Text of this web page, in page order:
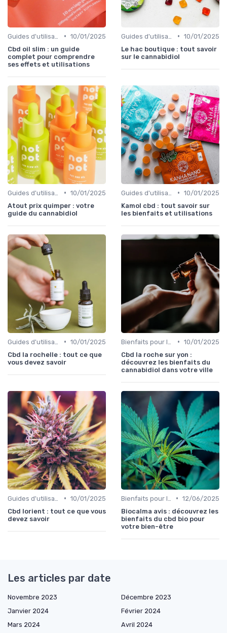
• 10/01/2025
Cbd oil slim : un guide
complet pour comprendre
ses effets et utilisations
• 10/01/2025
Le hac boutique : tout savoir
sur le cannabidiol
• 10/01/2025
Atout prix quimper : votre
guide du cannabidiol
• 10/01/2025
Kamol cbd : tout savoir sur
les bienfaits et utilisations
• 10/01/2025
Cbd la rochelle : tout ce que
vous devez savoir
• 10/01/2025
Cbd la roche sur yon :
découvrez les bienfaits du
cannabidiol dans votre ville
• 10/01/2025
Cbd lorient : tout ce que vous
devez savoir
• 12/06/2025
Biocalma avis : découvrez les
bienfaits du cbd bio pour
votre bien-être
Les articles par date
Novembre 2023
Décembre 2023
Janvier 2024
Février 2024
Mars 2024
Avril 2024